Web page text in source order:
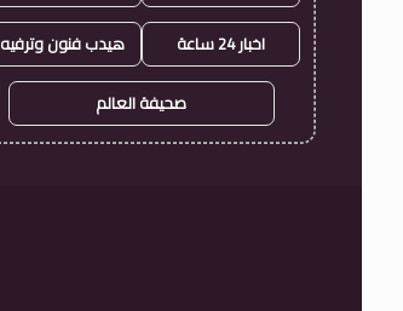
اخبار 24 ساعة هيدب فنون وترفيه
صحيفة العالم